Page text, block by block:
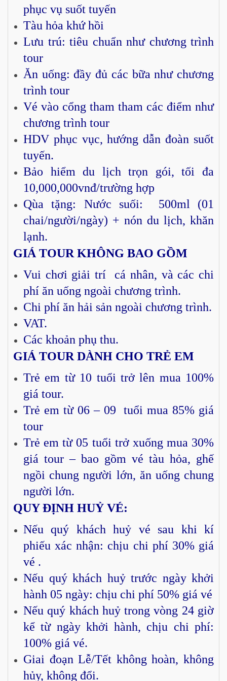
phục vụ suốt tuyến
Tàu hỏa khứ hồi
Lưu trú: tiêu chuẩn như chương trình
tour
Ăn uống: đầy đủ các bữa như chương
trình tour
Vé vào cổng tham tham các điểm như
chương trình tour
HDV phục vục, hướng dẫn đoàn suốt
tuyến.
Bảo hiểm du lịch trọn gói, tối đa
10,000,000vnđ/trường hợp
Qùa tặng: Nước suối: 500ml (01
chai/người/ngày) + nón du lịch, khăn
lạnh.
GIÁ TOUR KHÔNG BAO GỒM
Vui chơi giải trí cá nhân, và các chi
phí ăn uống ngoài chương trình.
Chi phí ăn hải sản ngoài chương trình.
VAT.
Các khoản phụ thu.
GIÁ TOUR DÀNH CHO TRẺ EM
Trẻ em từ 10 tuổi trở lên mua 100%
giá tour.
Trẻ em từ 06 – 09 tuổi mua 85% giá
tour
Trẻ em từ 05 tuổi trở xuống mua 30%
giá tour – bao gồm vé tàu hỏa, ghế
ngồi chung người lớn, ăn uống chung
người lớn.
QUY ĐỊNH HUỶ VÉ:
Nếu quý khách huỷ vé sau khi kí
phiếu xác nhận: chịu chi phí 30% giá
vé .
Nếu quý khách huỷ trước ngày khởi
hành 05 ngày: chịu chi phí 50% giá vé
Nếu quý khách huỷ trong vòng 24 giờ
kể từ ngày khởi hành, chịu chi phí:
100% giá vé.
Giai đoạn Lễ/Tết không hoàn, không
hủy, không đổi.